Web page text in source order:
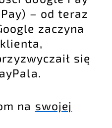
– od teraz
zaczyna
się
na swojej